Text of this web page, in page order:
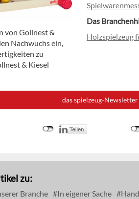
von Gollnest &
Nachwuchs ein,
zu
& Kiesel
Das
Holzspielzeug
das spielzeug-
zu:
Branche In eigener Sache